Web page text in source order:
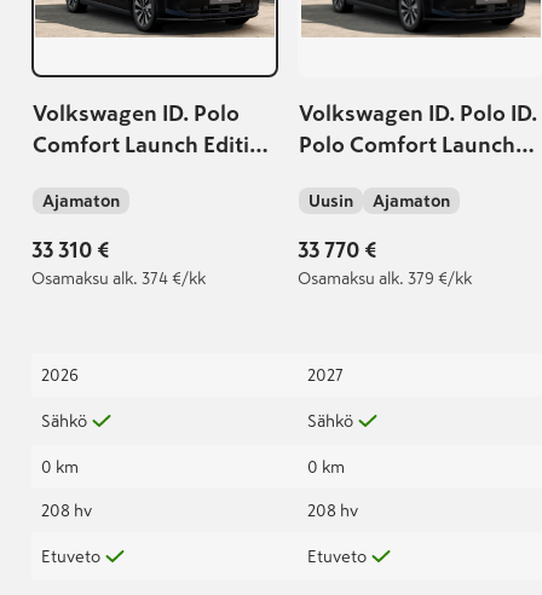
Volkswagen ID. Polo
Comfort Launch Edition
Toimitus 11/2026 |
Korko 2,49% + kulut |
Ajamaton
33 310 €
Osamaksu alk. 374 €/kk
2026
Sähkö
0 km
208 hv
Etuveto
Volkswagen ID. Polo ID.
Polo Comfort Launch
155 kW / 211 hv
Uusin Ajamaton
33 770 €
Osamaksu alk. 379 €/kk
2027
Sähkö
0 km
208 hv
Etuveto